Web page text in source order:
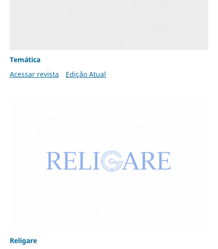
Temática
Acessar revista
Edição Atual
Religare